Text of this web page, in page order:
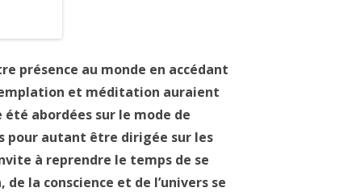
présence au monde en accédant
et méditation auraient
abordées sur le mode de
pour autant être dirigée sur les
à reprendre le temps de se
la conscience et de l’univers se